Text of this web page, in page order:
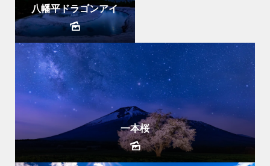
八幡平ドラゴンアイ
一本桜